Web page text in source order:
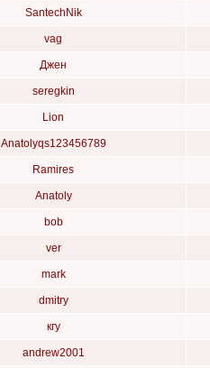
SantechNik
vag
Джен
seregkin
Lion
Anatolyqs123456789
Ramires
Anatoly
bob
ver
mark
dmitry
кгу
andrew2001